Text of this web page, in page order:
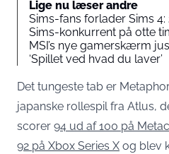
Lige nu læser andre
Sims-fans forlader Sims
Sims-konkurrent på otte
MSI’s nye gamerskærm
‘Spillet ved hvad du laver’
Det tungeste tab er
japanske rollespil fra Atlus,
scorer 94 ud af 100 på
92 på Xbox Series X og blev